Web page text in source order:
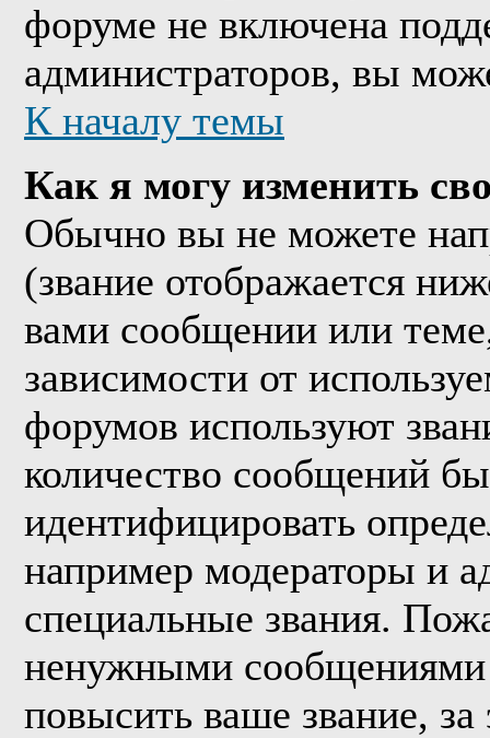
форуме не включена
администраторов, вы
К началу темы
Как я могу изменить
Обычно вы не можете
(звание отображается
вами сообщении или
зависимости от
форумов используют
количество сообщений
идентифицировать
например модераторы и
специальные звания.
ненужными сообщениями
повысить ваше звание, за